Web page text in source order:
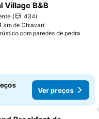
aos favoritos
Village B&B
434
km de Chiavari
com paredes de pedra
Ver preços